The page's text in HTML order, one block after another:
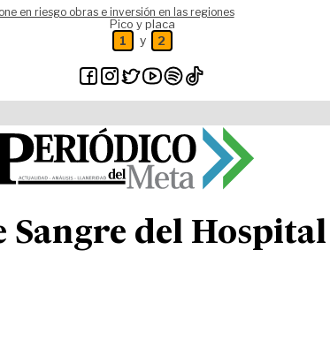
en riesgo obras e inversión en las regiones
Pico y placa
1 y 2
del